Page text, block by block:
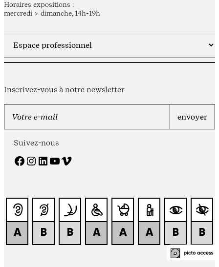
Horaires expositions :
mercredi > dimanche, 14h-19h
Inscrivez-vous à notre newsletter
Suivez-nous
Facebook Instagram LinkedIn YouTube Vimeo